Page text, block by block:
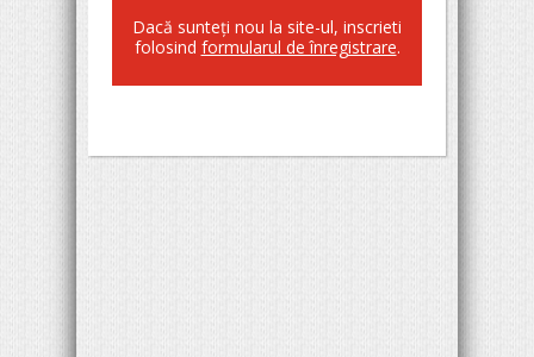
Dacă sunteţi nou la site-ul, inscrieti
folosind formularul de înregistrare.